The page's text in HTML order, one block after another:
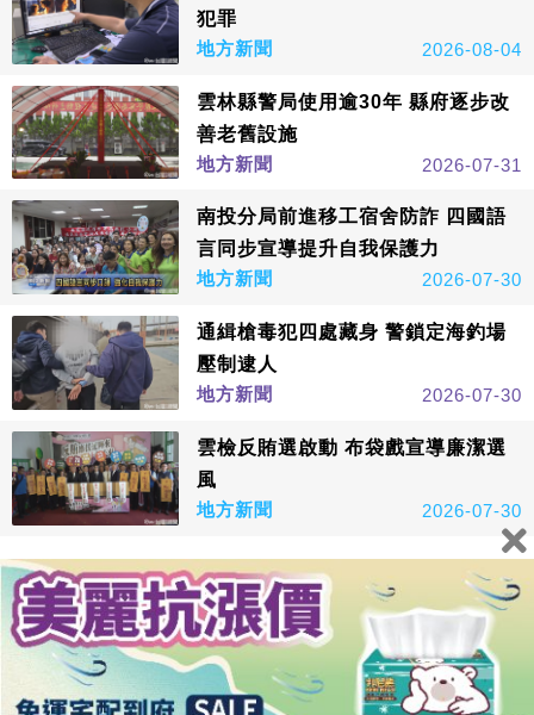
犯罪
地方新聞
2026-08-04
雲林縣警局使用逾30年 縣府逐步改
善老舊設施
地方新聞
2026-07-31
南投分局前進移工宿舍防詐 四國語
言同步宣導提升自我保護力
地方新聞
2026-07-30
通緝槍毒犯四處藏身 警鎖定海釣場
壓制逮人
地方新聞
2026-07-30
雲檢反賄選啟動 布袋戲宣導廉潔選
風
地方新聞
2026-07-30
看更多
鑫傳國際多媒體科技股份有限公司版權所有，非經授權，請
勿轉載本網站內容 © All Rights Reserved.